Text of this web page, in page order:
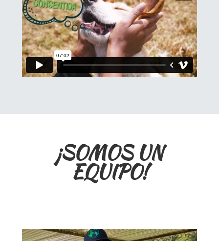
¡SOMOS UN
EQUIPO!